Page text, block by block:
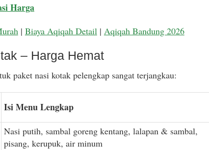
Harga
| Biaya Aqiqah Detail| Aqiqah Bandung 2026
– Harga Hemat
paket nasi kotak pelengkap sangat terjangkau:
Isi Menu Lengkap
Nasi putih, sambal goreng kentang, lalapan & sambal,
pisang, kerupuk, air minum